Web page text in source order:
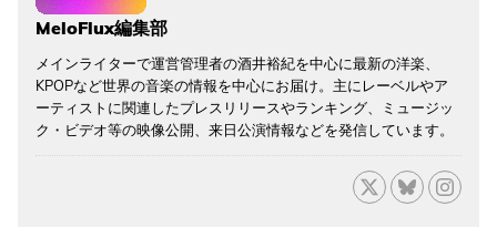
MeloFlux編集部
メインライターで運営管理者の酒井裕紀を中心に最新の洋楽、
KPOPなど世界の音楽の情報を中心にお届け。主にレーベルやア
ーティストに関連したプレスリリースやランキング、ミュージッ
ク・ビデオ等の映像公開、来日公演情報などを発信しています。